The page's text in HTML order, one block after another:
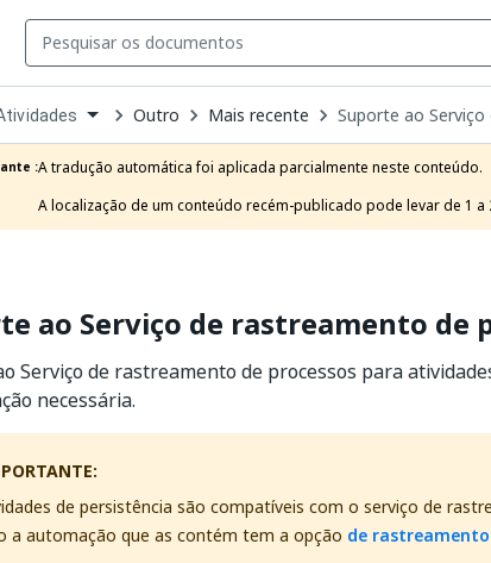
Outro Mais recente Suporte ao
:A tradução automática foi aplicada parcialmente neste conteúdo.
A localização de um conteúdo recém-publicado pode levar de 1
ao Serviço de rastreamento de
Serviço de rastreamento de processos para
necessária.
de persistência são compatíveis com o serviço de
a automação que as contém tem a opção de